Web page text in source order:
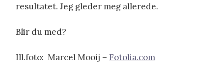
resultatet. Jeg gleder meg allerede.
Blir du med?
Ill.foto: Marcel Mooij – Fotolia.com